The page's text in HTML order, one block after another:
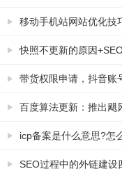
移动手机站网站优化技
快照不更新的原因
解决方案
带货权限申请，抖音账
1000个粉丝，怎么办
百度算法更新：推出飓
恶劣采集
icp备案是什么意思?怎
案截图？
SEO过程中的外链建设